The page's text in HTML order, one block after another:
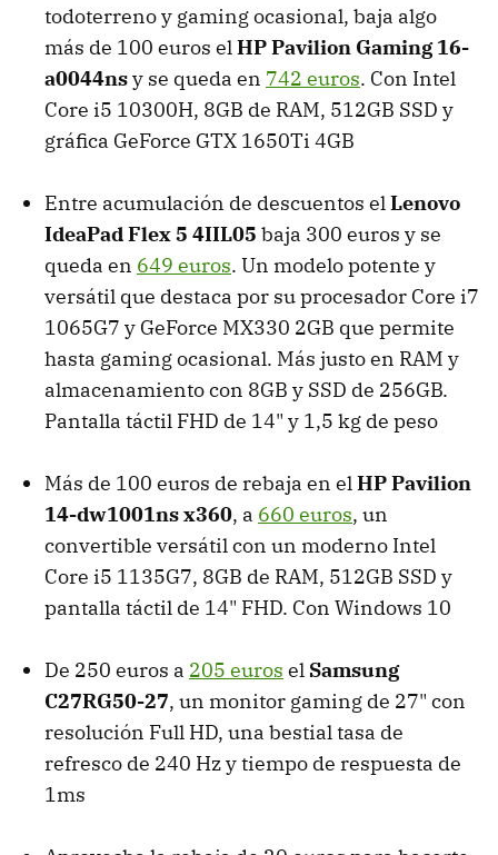
todoterreno y gaming ocasional, baja algo
más de 100 euros elHP Pavilion Gaming 16-
a0044nsy se queda en 742 euros. Con Intel
Core i5 10300H, 8GB de RAM, 512GB SSD y
gráfica GeForce GTX 1650Ti 4GB
Entre acumulación de descuentos elLenovo
IdeaPad Flex 5 4IIL05 baja 300 euros y se
queda en 649 euros. Un modelo potente y
versátil que destaca por su procesador Core i7
1065G7 y GeForce MX330 2GB que permite
hasta gaming ocasional. Más justo en RAM y
almacenamiento con 8GB y SSD de 256GB.
Pantalla táctil FHD de 14" y 1,5 kg de peso
Más de 100 euros de rebaja en elHP Pavilion
14-dw1001ns x360, a 660 euros, un
convertible versátil con un moderno Intel
Core i5 1135G7, 8GB de RAM, 512GB SSD y
pantalla táctil de 14" FHD. Con Windows 10
De 250 euros a 205 euros el Samsung
C27RG50-27, un monitor gaming de 27" con
resolución Full HD, una bestial tasa de
refresco de 240 Hz y tiempo de respuesta de
1ms